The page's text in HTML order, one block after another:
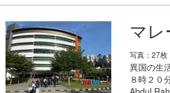
マレ
写真：27枚
異国の生
８時２０